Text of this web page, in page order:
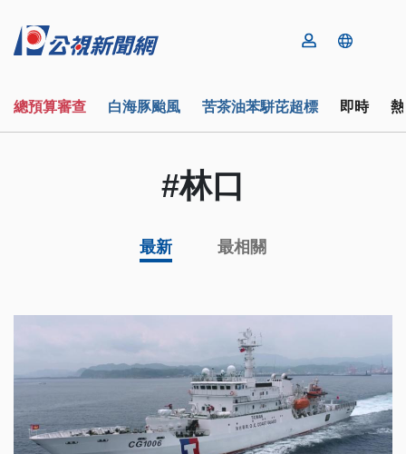
總預算審查 白海豚颱風 苦茶油苯駢芘超標 即時
#林口
最新 最相關